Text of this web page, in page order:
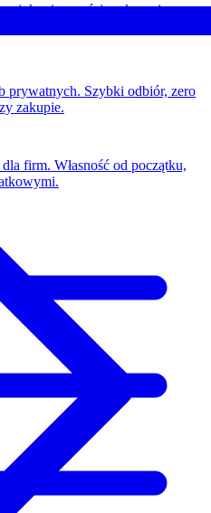
konieczności wykupu i
cenie raty.
prywatnych. Szybki odbiór, zero
zakupie.
firm. Własność od początku,